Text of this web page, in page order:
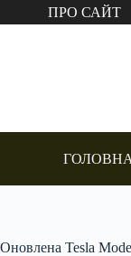
Перейти
до
ПРО САЙТ
ГОЛОВНА
Оновлена Tesla